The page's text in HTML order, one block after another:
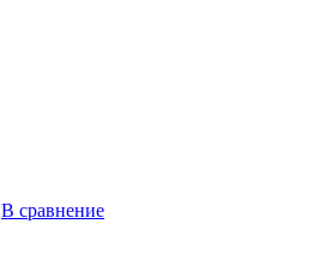
В сравнение